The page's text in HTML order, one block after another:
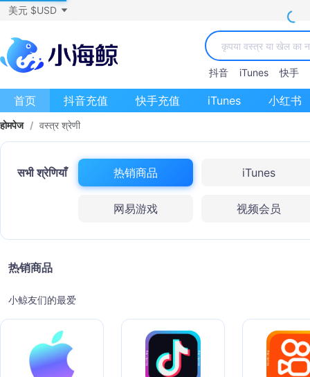
美元 $USD
抖音 iTunes 快手
首页 抖音充值 快手充值 iTunes 小红书
होमपेज / वस्त्र श्रेणी
सभी श्रेणियाँ 热销商品 iTunes
网易游戏 视频会员
热销商品
小鲸友们的最爱